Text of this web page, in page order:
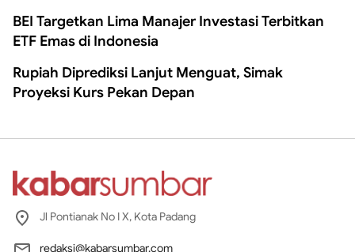
BEI Targetkan Lima Manajer Investasi Terbitkan
ETF Emas di Indonesia
Rupiah Diprediksi Lanjut Menguat, Simak
Proyeksi Kurs Pekan Depan
Jl Pontianak No I X, Kota Padang
redaksi@kabarsumbar.com